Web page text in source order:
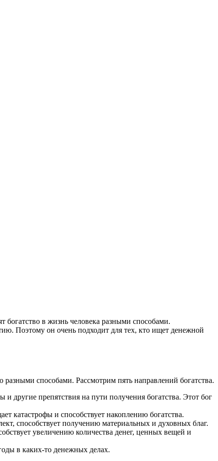
богатство в жизнь человека разными способами.
Поэтому он очень подходит для тех, кто ищет денежной
способами. Рассмотрим пять направлений богатства.
другие препятствия на пути получения богатства. Этот бог
катастрофы и способствует накоплению богатства.
способствует получению материальных и духовных благ.
увеличению количества денег, ценных вещей и
в каких-то денежных делах.